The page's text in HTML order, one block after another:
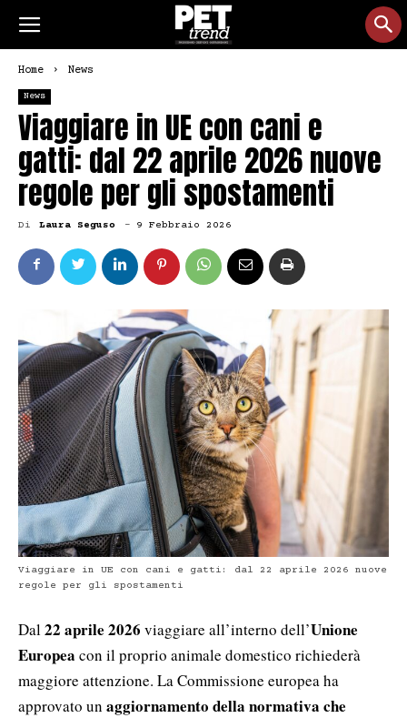
Home News
News
Viaggiare in UE con cani e
gatti: dal 22 aprile 2026 nuove
regole per gli spostamenti
Di Laura Seguso - 9 Febbraio 2026
Viaggiare in UE con cani e gatti: dal 22 aprile 2026 nuove
regole per gli spostamenti
Dal22 aprile 2026 viaggiare all’interno dell’Unione
Europea con il proprio animale domestico richiederà
maggiore attenzione. La Commissione europea ha
approvato un aggiornamento della normativa che